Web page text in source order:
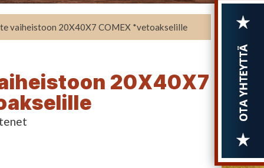
vaiheistoon 20X40X7 COMEX *vetoakselille
20X40X7